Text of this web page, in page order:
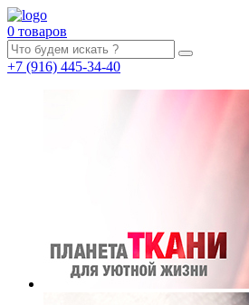
0 товаров
+7 (916) 445-34-40